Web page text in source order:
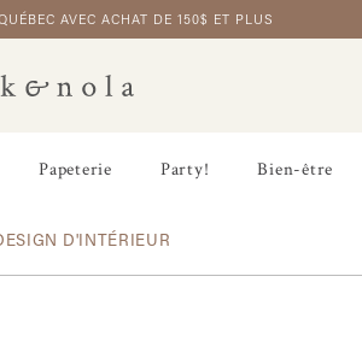
AVEC ACHAT DE 150$ ET PLUS
Papeterie Party! Bien-être
D'INTÉRIEUR